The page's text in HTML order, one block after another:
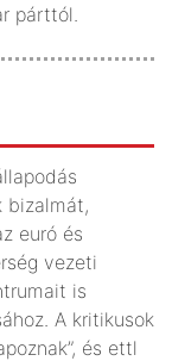
párttól.
bizalmát,
euró és
vezeti
is
A kritikusok
és ettl